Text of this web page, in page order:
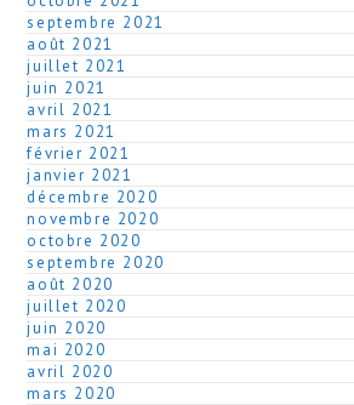
septembre 2021
août 2021
juillet 2021
juin 2021
avril 2021
mars 2021
février 2021
janvier 2021
décembre 2020
novembre 2020
octobre 2020
septembre 2020
août 2020
juillet 2020
juin 2020
mai 2020
avril 2020
mars 2020